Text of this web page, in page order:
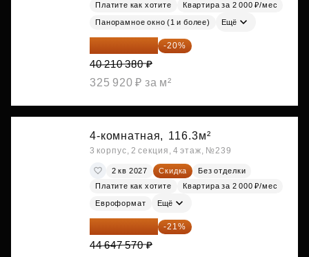
Платите как хотите
Квартира за 2 000 ₽/мес
Панорамное окно (1 и более) Ещё
32 168 304 ₽ -20%
40 210 380 ₽
325 920 ₽ за м²
4-комнатная, 116.3м²
3 корпус, 2 секция, 4 этаж, №239
2 кв 2027 Скидка
Без отделки
Платите как хотите
Квартира за 2 000 ₽/мес
Евроформат Ещё
35 271 580 ₽ -21%
44 647 570 ₽